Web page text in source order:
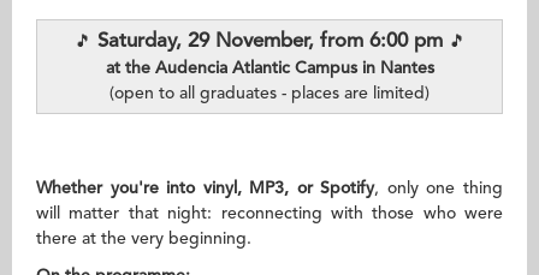
🎵 Saturday, 29 November, from 6:00 pm 🎵
at the Audencia Atlantic Campus in Nantes
(open to all graduates - places are limited)
Whether you're into vinyl, MP3, or Spotify, only one thing
will matter that night: reconnecting with those who were
there at the very beginning.